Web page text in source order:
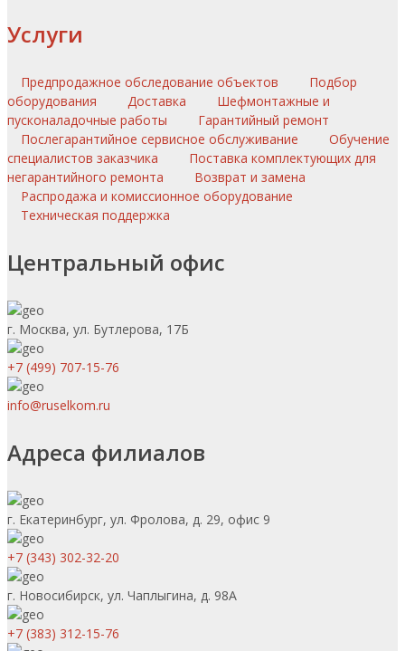
Услуги
Предпродажное обследование объектов
Подбор
оборудования
Доставка
Шефмонтажные и
пусконаладочные работы
Гарантийный ремонт
Послегарантийное сервисное обслуживание
Обучение
специалистов заказчика
Поставка комплектующих для
негарантийного ремонта
Возврат и замена
Распродажа и комиссионное оборудование
Техническая поддержка
Центральный офис
г. Москва, ул. Бутлерова, 17Б
+7 (499) 707-15-76
info@ruselkom.ru
Адреса филиалов
г. Екатеринбург, ул. Фролова, д. 29, офис 9
+7 (343) 302-32-20
г. Новосибирск, ул. Чаплыгина, д. 98А
+7 (383) 312-15-76